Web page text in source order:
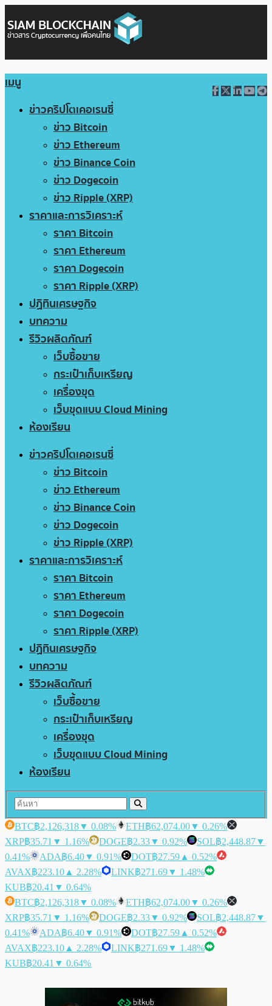
เมนู
ข่าวคริปโตเคอเรนซี่
ข่าว Bitcoin
ข่าว Ethereum
ข่าว Binance Coin
ข่าว Dogecoin
ข่าว Ripple (XRP)
ราคาและการวิเคราะห์
ราคา Bitcoin
ราคา Ethereum
ราคา Dogecoin
ราคา Ripple (XRP)
ปฏิทินเศรษฐกิจ
บทความ
รีวิวผลิตภัณฑ์
เว็บซื้อขาย
กระเป๋าเก็บเหรียญ
เครื่องขุด
เว็บขุดแบบ Cloud Mining
ห้องเรียน
ข่าวคริปโตเคอเรนซี่
ข่าว Bitcoin
ข่าว Ethereum
ข่าว Binance Coin
ข่าว Dogecoin
ข่าว Ripple (XRP)
ราคาและการวิเคราะห์
ราคา Bitcoin
ราคา Ethereum
ราคา Dogecoin
ราคา Ripple (XRP)
ปฏิทินเศรษฐกิจ
บทความ
รีวิวผลิตภัณฑ์
เว็บซื้อขาย
กระเป๋าเก็บเหรียญ
เครื่องขุด
เว็บขุดแบบ Cloud Mining
ห้องเรียน
BTC฿2,126,318▼ 0.08% ETH฿62,074.00▼ 0.26%
XRP฿35.71 ▼ 1.16% DOGE฿2.33▼ 0.92% SOL฿2,448.87▼
0.41%
ADA฿6.40▼ 0.91% DOT฿27.59 ▲ 0.52%
AVAX฿223.10 ▲ 2.28% LINK฿271.69▼ 1.48%
KUB฿20.41 ▼ 0.64%
BTC฿2,126,318▼ 0.08% ETH฿62,074.00▼ 0.26%
XRP฿35.71 ▼ 1.16% DOGE฿2.33▼ 0.92% SOL฿2,448.87▼
0.41%
ADA฿6.40▼ 0.91% DOT฿27.59 ▲ 0.52%
AVAX฿223.10 ▲ 2.28% LINK฿271.69▼ 1.48%
KUB฿20.41 ▼ 0.64%